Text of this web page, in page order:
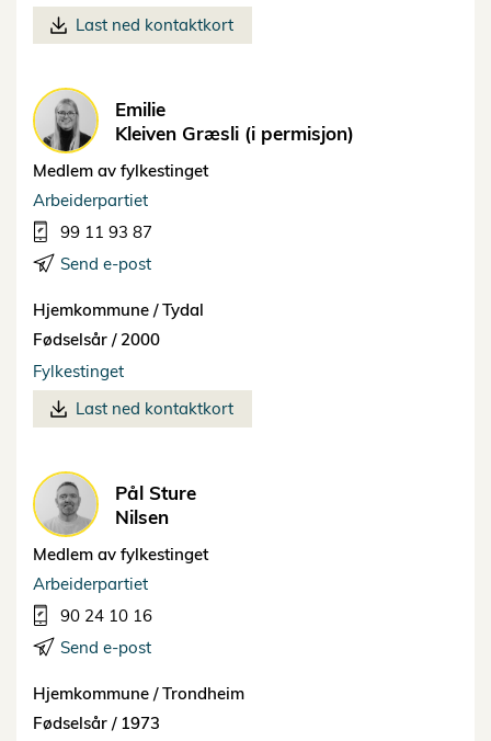
Last ned kontaktkort
Emilie
Kleiven Græsli (i permisjon)
Medlem av fylkestinget
Arbeiderpartiet
99 11 93 87
Send e-post
Hjemkommune /Tydal
Fødselsår / 2000
Fylkestinget
Last ned kontaktkort
Pål Sture
Nilsen
Medlem av fylkestinget
Arbeiderpartiet
90 24 10 16
Send e-post
Hjemkommune /Trondheim
Fødselsår / 1973